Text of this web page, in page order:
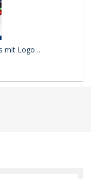
mit Logo ..